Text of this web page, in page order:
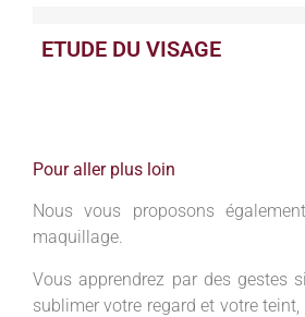
ETUDE DU VISAGE
Pour aller plus loin
Nous vous proposons
maquillage.
Vous apprendrez par des gestes
sublimer votre regard et votre